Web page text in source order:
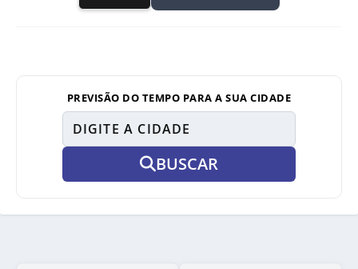
PREVISÃO DO TEMPO PARA A SUA CIDADE
BUSCAR